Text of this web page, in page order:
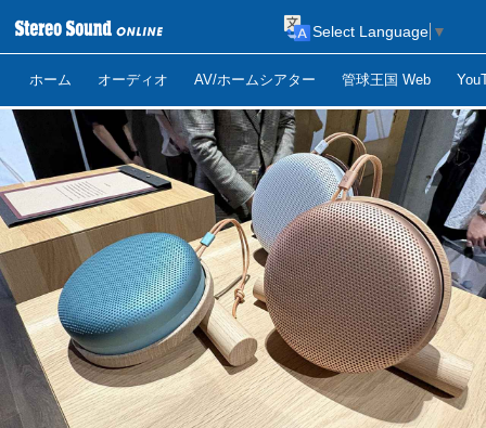
ホーム オーディオ AV/ホームシアター 管球王国 Web
Select Language ▼